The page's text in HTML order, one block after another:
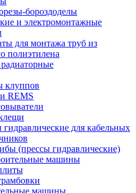
бороздоделы
и электромонтажные
для монтажа труб из
полиэтилена
клуппов
REMS
для кабельных
(прессы гидравлические)
машины
машины